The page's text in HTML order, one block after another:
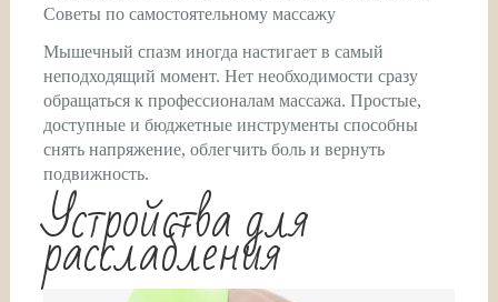
Советы по самостоятельному массажу
Мышечный спазм иногда настигает в самый
неподходящий момент. Нет необходимости сразу
обращаться к профессионалам массажа. Простые,
доступные и бюджетные инструменты способны
снять напряжение, облегчить боль и вернуть
подвижность.
Устройства для
расслабления